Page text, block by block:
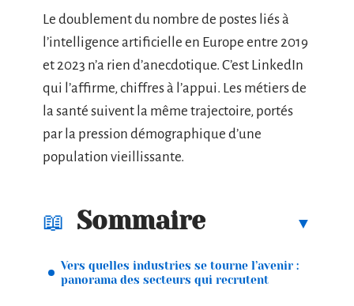
Le doublement du nombre de postes liés à
l’intelligence artificielle en Europe entre 2019
et 2023 n’a rien d’anecdotique. C’est LinkedIn
qui l’affirme, chiffres à l’appui. Les métiers de
la santé suivent la même trajectoire, portés
par la pression démographique d’une
population vieillissante.
Sommaire
Vers quelles industries se tourne l’avenir :
panorama des secteurs qui recrutent